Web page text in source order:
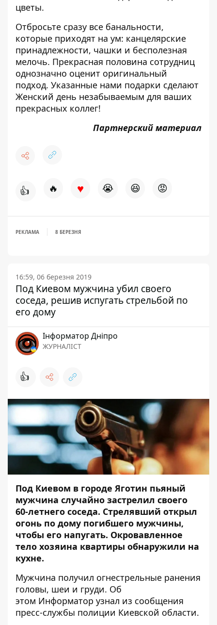
цветы.
Отбросьте сразу все банальности,
которые приходят на ум: канцелярские
принадлежности, чашки и бесполезная
мелочь. Прекрасная половина сотрудниц
однозначно оценит оригинальный
подход. Указанные нами подарки сделают
Женский день незабываемым для ваших
прекрасных коллег!
Партнерский материал
👍 🔥 ♥ 😭 😆 😡
РЕКЛАМА 8 БЕРЕЗНЯ
16:59, 06 березня 2019
Под Киевом мужчина убил своего
соседа, решив испугать стрельбой по
его дому
Інформатор Дніпро
ЖУРНАЛІСТ
👍
Под Киевом в городе Яготин пьяный
мужчина случайно застрелил своего
60-летнего соседа. Стрелявший открыл
огонь по дому погибшего мужчины,
чтобы его напугать. Окровавленное
тело хозяина квартиры обнаружили на
кухне.
Мужчина получил огнестрельные ранения
головы, шеи и груди. Об
этом Информатор узнал из сообщения
пресс-службы полиции Киевской области.